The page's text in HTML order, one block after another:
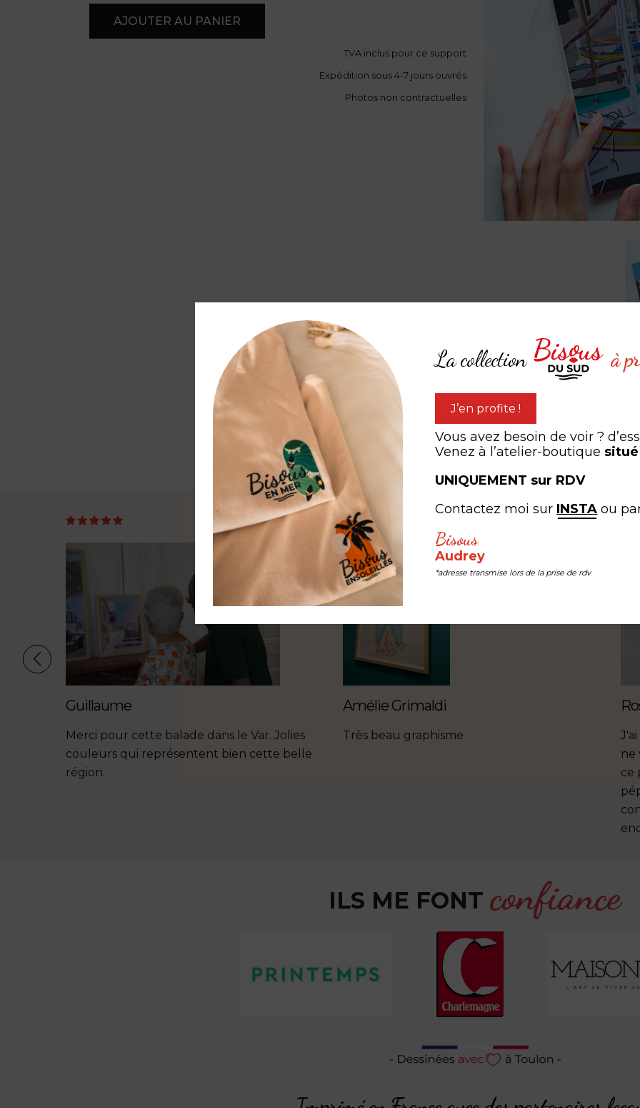
AJOUTER AU PANIER
TVA inclus pour ce support
Expédition sous 4-7 jours ouvrés
Photos non contractuelles
PARTAGEZ VOTRE
#LEB #LESEDITIONSBISOUS
Guillaume
Merci pour cette balade dans le Var. Jolies
couleurs qui représentent bien cette belle
région.
Amélie Grimaldi
Très beau graphisme
ne
ce
ILS ME FONT confiance
La collection à
J’en profite !
Vous avez besoin de voir ?
Venez à l’atelier-boutique
UNIQUEMENT sur RDV
Contactez moi sur INSTA ou
Bisous
Audrey
*adresse transmise lors de la prise de rdv